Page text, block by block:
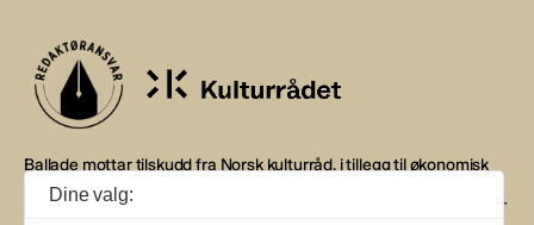
Ballade mottar tilskudd fra Norsk kulturråd, i tillegg til økonomisk
støtte fra eierne NOPA, Norsk komponistforening og
Musikkforleggerne. Ballade drives etter Redaktør- og Vær Varsom-
Dine valg: